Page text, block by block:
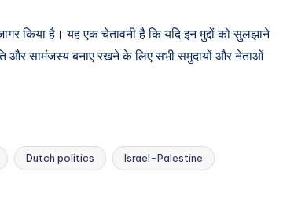
किया है। यह एक चेतावनी है कि यदि इन मुद्दों को सुलझाने
और सामंजस्य बनाए रखने के लिए सभी समुदायों और नेताओं
Dutch politics Israel-Palestine